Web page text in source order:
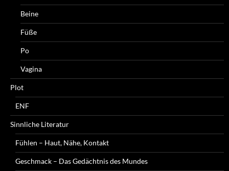
Beine
Füße
Po
Vagina
Plot
ENF
Sinnliche Literatur
Fühlen – Haut, Nähe, Kontakt
Geschmack – Das Gedächtnis des Mundes